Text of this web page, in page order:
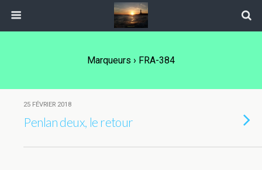
Marqueurs › FRA-384
25 FÉVRIER 2018
Penlan deux, le retour